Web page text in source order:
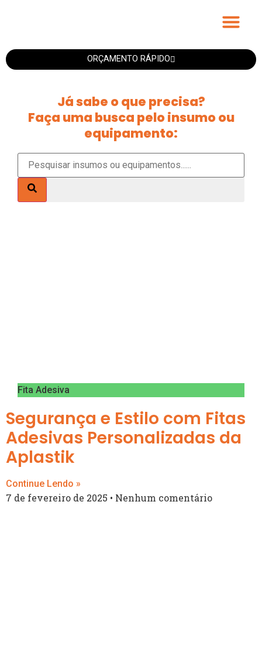
ORÇAMENTO RÁPIDO
Já sabe o que precisa?
Faça uma busca pelo insumo ou
equipamento:
Fita Adesiva
Segurança e Estilo com Fitas
Adesivas Personalizadas da
Aplastik
Continue Lendo »
7 de fevereiro de 2025 Nenhum comentário